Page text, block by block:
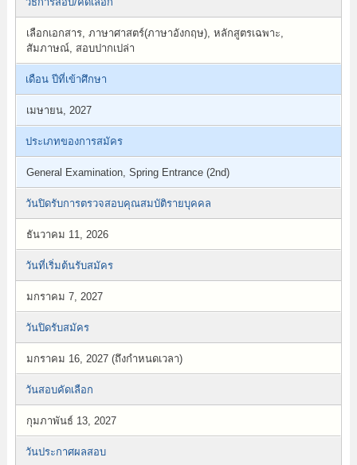
เลือกเอกสาร, ภาษาศาสตร์(ภาษาอังกฤษ), หลักสูตรเฉพาะ,
สัมภาษณ์, สอบปากเปล่า
เดือน ปีที่เข้าศึกษา
เมษายน, 2027
ประเภทของการสมัคร
General Examination, Spring Entrance (2nd)
วันปิดรับการตรวจสอบคุณสมบัติรายบุคคล
ธันวาคม 11, 2026
วันที่เริ่มต้นรับสมัคร
มกราคม 7, 2027
วันปิดรับสมัคร
มกราคม 16, 2027 (ถึงกำหนดเวลา)
วันสอบคัดเลือก
กุมภาพันธ์ 13, 2027
วันประกาศผลสอบ